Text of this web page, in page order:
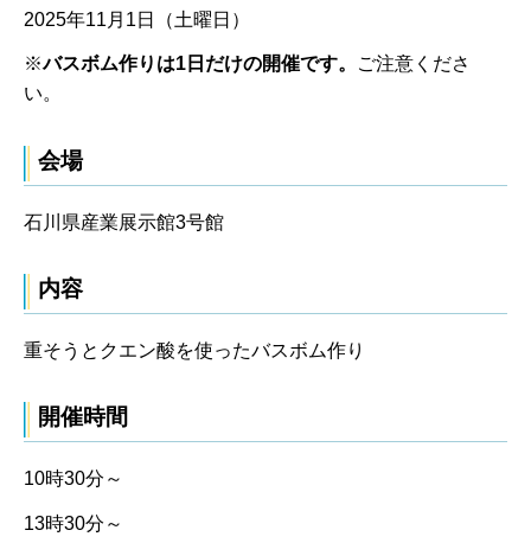
2025年11月1日（土曜日）
※バスボム作りは1日だけの開催です。
ご注意くださ
い。
会場
石川県産業展示館3号館
内容
重そうとクエン酸を使ったバスボム作り
開催時間
10時30分～
13時30分～